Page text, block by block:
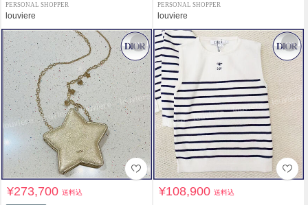
PERSONAL SHOPPER
louviere
PERSONAL SHOPPER
louviere
¥273,700送料込 ¥108,900送料込